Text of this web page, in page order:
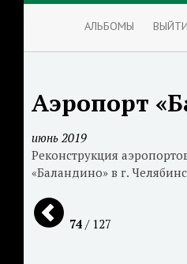
АЛЬБОМЫ
Аэропорт
июнь 2019
Реконструкция
«Баландино» в г.
74 / 127